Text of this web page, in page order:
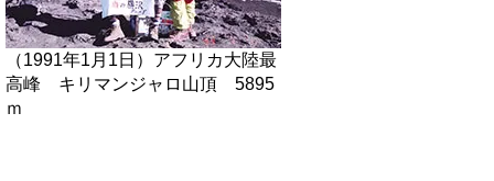
（1991年1月1日）アフリカ大陸最
高峰 キリマンジャロ山頂 5895
ｍ